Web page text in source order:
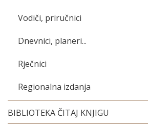
Vodiči, priručnici
Dnevnici, planeri...
Rječnici
Regionalna izdanja
BIBLIOTEKA ČITAJ KNJIGU